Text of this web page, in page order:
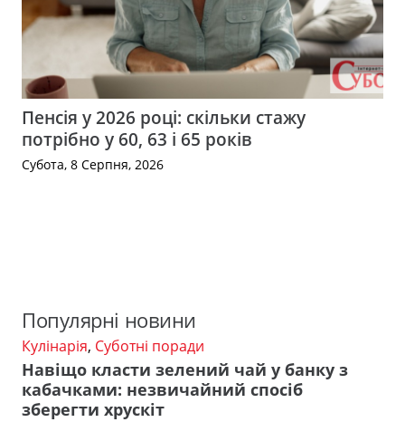
Пенсія у 2026 році: скільки стажу
потрібно у 60, 63 і 65 років
Субота, 8 Серпня, 2026
Популярні новини
Кулінарія, Суботні поради
Навіщо класти зелений чай у банку з
кабачками: незвичайний спосіб
зберегти хрускіт